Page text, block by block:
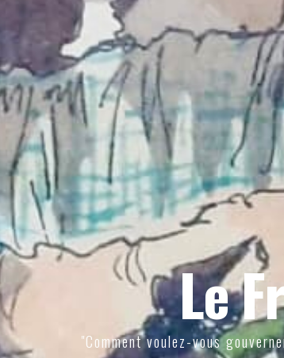
Le
"Comment voulez-vous